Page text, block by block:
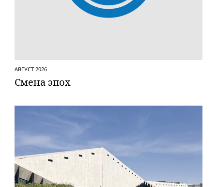
АВГУСТ 2026
Смена эпох